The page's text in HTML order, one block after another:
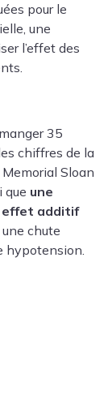
pour le
une
l’effet des
35
chiffres de la
Sloan
que une
effet additif
chute
hypotension.